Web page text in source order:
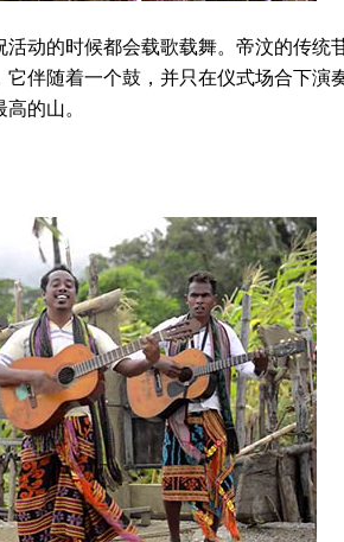
的时候都会载歌载舞。帝汶的传统
伴随着一个鼓，并只在仪式场合下演
的山。